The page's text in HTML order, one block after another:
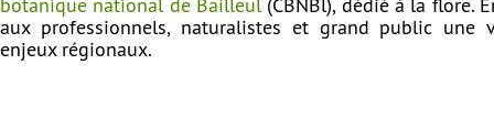
botanique national de Bailleul (CBNBl), dédié à la flore.
aux professionnels, naturalistes et grand public une
enjeux régionaux.